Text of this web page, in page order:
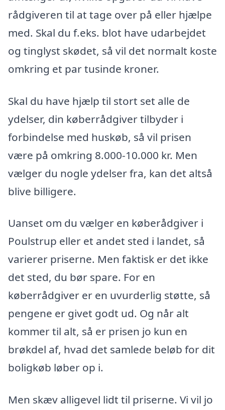
rådgiveren til at tage over på eller hjælpe
med. Skal du f.eks. blot have udarbejdet
og tinglyst skødet, så vil det normalt koste
omkring et par tusinde kroner.
Skal du have hjælp til stort set alle de
ydelser, din køberrådgiver tilbyder i
forbindelse med huskøb, så vil prisen
være på omkring 8.000-10.000 kr. Men
vælger du nogle ydelser fra, kan det altså
blive billigere.
Uanset om du vælger en køberådgiver i
Poulstrup eller et andet sted i landet, så
varierer priserne. Men faktisk er det ikke
det sted, du bør spare. For en
køberrådgiver er en uvurderlig støtte, så
pengene er givet godt ud. Og når alt
kommer til alt, så er prisen jo kun en
brøkdel af, hvad det samlede beløb for dit
boligkøb løber op i.
Men skæv alligevel lidt til priserne. Vi vil jo